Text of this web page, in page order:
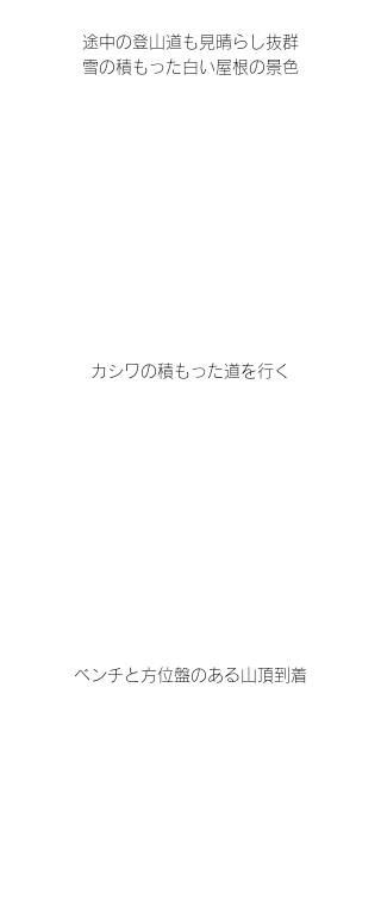
途中の登山道も見晴らし抜群
雪の積もった白い屋根の景色
カシワの積もった道を行く
ベンチと方位盤のある山頂到着